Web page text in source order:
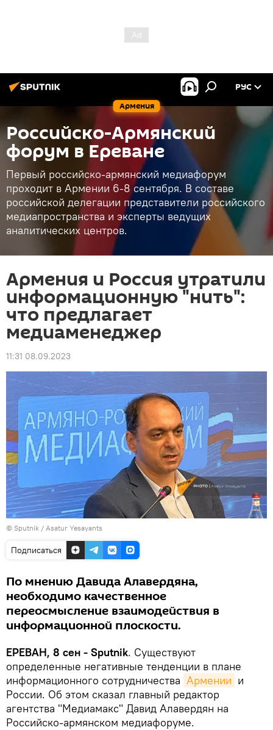
Армения
РУС
Российско-Армянский
форум в Ереване
Первый российско-армянский медиафорум
проходит в Армении 6-8 сентября. В составе
российской делегации представители российского
медиапространства и эксперты ведущих
аналитических центров.
Армения и Россия утратили
информационную "нить":
что предлагает
медиаменеджер
11:31 08.09.2023
© Sputnik / Asatur Yesayants
Подписаться
По мнению Давида Алавердяна,
необходимо качественное
переосмысление взаимодействия в
информационной плоскости.
ЕРЕВАН, 8 сен - Sputnik. Существуют
определенные негативные тенденции в плане
информационного сотрудничества Армении и
России. Об этом сказал главный редактор
агентства "Медиамакс" Давид Алавердян на
Российско-армянском медиафоруме.